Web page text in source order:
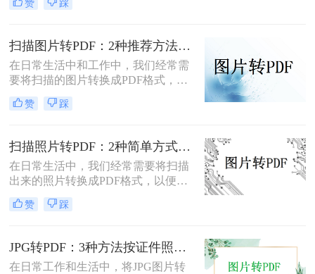
呢？本文将介绍三种常用的图片转
赞 踩
扫描图片转PDF：2种推荐方法的清晰度调优和文件压缩！
在日常生活中和工作中，我们经常需
要将扫描的图片转换成PDF格式，以
便于文档的管理、共享和打印。那么
扫描图片怎么转换成pdf呢？本文将介
方法。
赞 踩
扫描照片转PDF：2种简单方式在身份证和合同上的操作差异！
在日常生活中，我们经常需要将扫描
出来的照片转换成PDF格式，以便于
分享、存储和管理。那么扫描出来的
照片怎么转成pdf呢？本文将介绍两种
赞 踩
JPG转PDF：3种方法按证件照、截图和风景照分别推荐！
在日常工作和生活中，将JPG图片转